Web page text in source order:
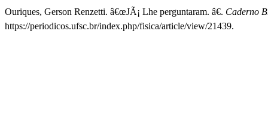
Ouriques, Gerson Renzetti. â€œJÃ¡ Lhe perguntaram. â€. Caderno
https://periodicos.ufsc.br/index.php/fisica/article/view/21439.